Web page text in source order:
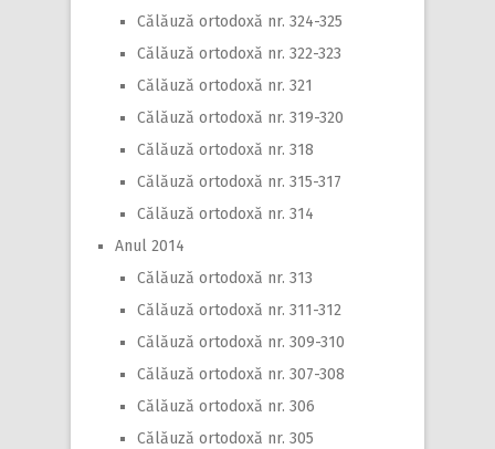
Călăuză ortodoxă nr. 324-325
Călăuză ortodoxă nr. 322-323
Călăuză ortodoxă nr. 321
Călăuză ortodoxă nr. 319-320
Călăuză ortodoxă nr. 318
Călăuză ortodoxă nr. 315-317
Călăuză ortodoxă nr. 314
Anul 2014
Călăuză ortodoxă nr. 313
Călăuză ortodoxă nr. 311-312
Călăuză ortodoxă nr. 309-310
Călăuză ortodoxă nr. 307-308
Călăuză ortodoxă nr. 306
Călăuză ortodoxă nr. 305